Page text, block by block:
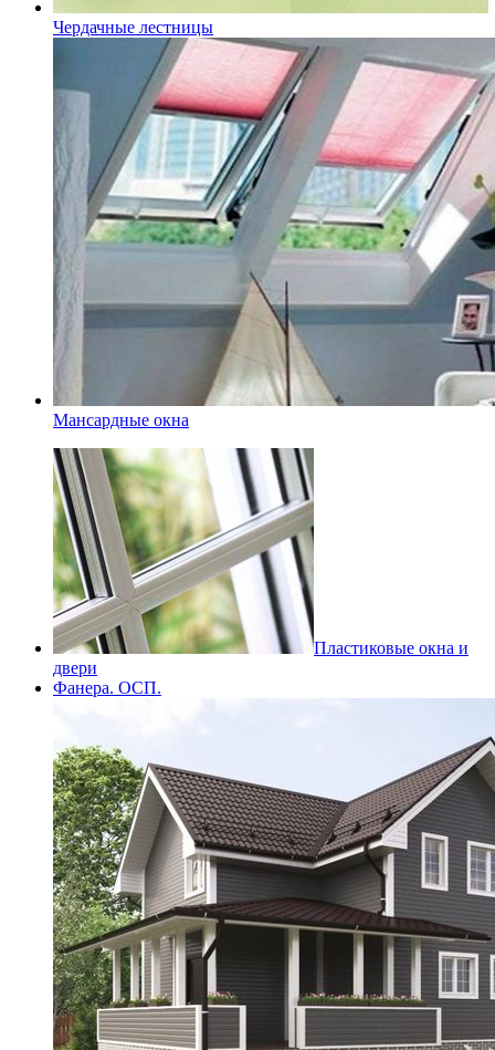
Чердачные лестницы
Мансардные окна
Пластиковые окна и
двери
Фанера. ОСП.